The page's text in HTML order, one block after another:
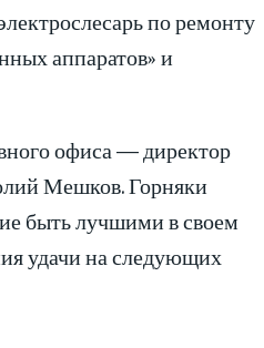
по ремонту
аппаратов» и
офиса — директор
Мешков. Горняки
быть лучшими в своем
удачи на следующих